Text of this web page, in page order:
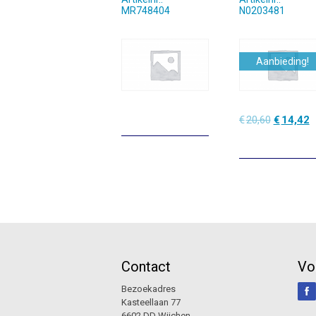
MR748404
N0203481
Aanbieding!
€20,60
€20,60.
€ 14,42
Contact
Bezoekadres
Kasteellaan 77